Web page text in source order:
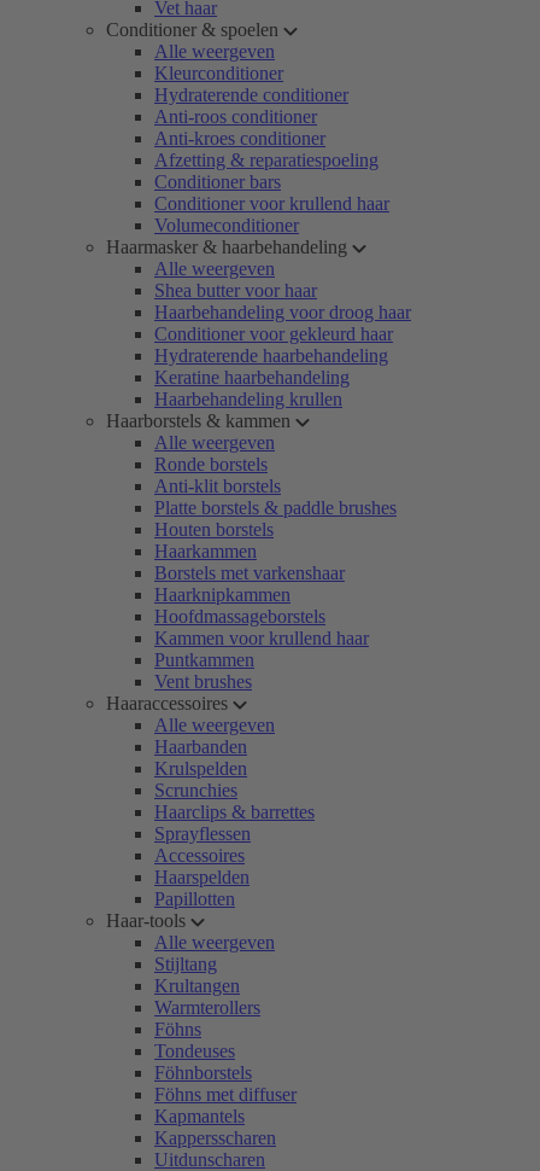
Vet haar
Conditioner & spoelen
Alle weergeven
Kleurconditioner
Hydraterende conditioner
Anti-roos conditioner
Anti-kroes conditioner
Afzetting & reparatiespoeling
Conditioner bars
Conditioner voor krullend haar
Volumeconditioner
Haarmasker & haarbehandeling
Alle weergeven
Shea butter voor haar
Haarbehandeling voor droog haar
Conditioner voor gekleurd haar
Hydraterende haarbehandeling
Keratine haarbehandeling
Haarbehandeling krullen
Haarborstels & kammen
Alle weergeven
Ronde borstels
Anti-klit borstels
Platte borstels & paddle brushes
Houten borstels
Haarkammen
Borstels met varkenshaar
Haarknipkammen
Hoofdmassageborstels
Kammen voor krullend haar
Puntkammen
Vent brushes
Haaraccessoires
Alle weergeven
Haarbanden
Krulspelden
Scrunchies
Haarclips & barrettes
Sprayflessen
Accessoires
Haarspelden
Papillotten
Haar-tools
Alle weergeven
Stijltang
Krultangen
Warmterollers
Föhns
Tondeuses
Föhnborstels
Föhns met diffuser
Kapmantels
Kappersscharen
Uitdunscharen